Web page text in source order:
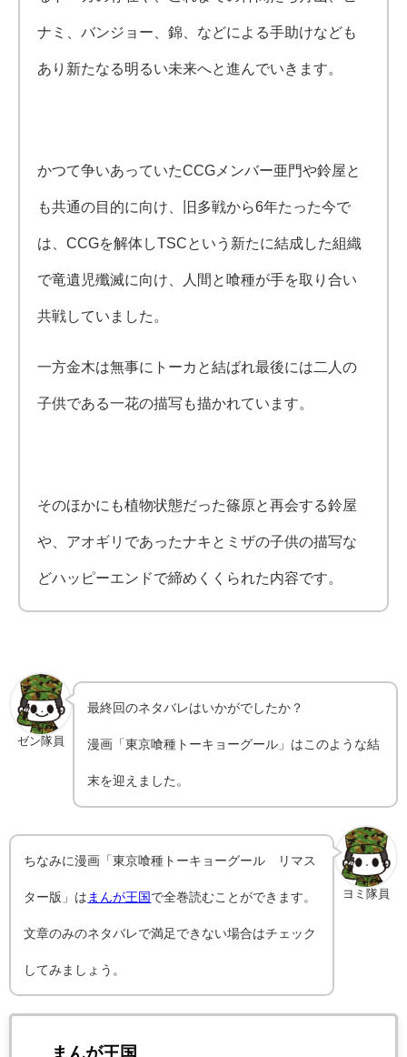
ナミ、バンジョー、錦、などによる手助けなども
あり新たなる明るい未来へと進んでいきます。
かつて争いあっていたCCGメンバー亜門や鈴屋と
も共通の目的に向け、旧多戦から6年たった今で
は、CCGを解体しTSCという新たに結成した組織
で竜遺児殲滅に向け、人間と喰種が手を取り合い
共戦していました。
一方金木は無事にトーカと結ばれ最後には二人の
子供である一花の描写も描かれています。
そのほかにも植物状態だった篠原と再会する鈴屋
や、アオギリであったナキとミザの子供の描写な
どハッピーエンドで締めくくられた内容です。
ゼン隊員
最終回のネタバレはいかがでしたか？
漫画「東京喰種トーキョーグール」はこのような結
末を迎えました。
ヨミ隊員
ちなみに漫画「東京喰種トーキョーグール リマス
ター版」は まんが王国 で全巻読むことができます。
文章のみのネタバレで満足できない場合はチェック
してみましょう。
まんが王国